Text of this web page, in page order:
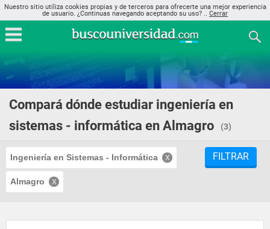
Nuestro sitio utiliza cookies propias y de terceros para ofrecerte una mejor experiencia
de usuario. ¿Continuas navegando aceptando su uso? .. Cerrar
Compará dónde estudiar ingeniería en
sistemas - informática en Almagro
(3)
Ingeniería en Sistemas - Informática
Almagro
FILTRAR